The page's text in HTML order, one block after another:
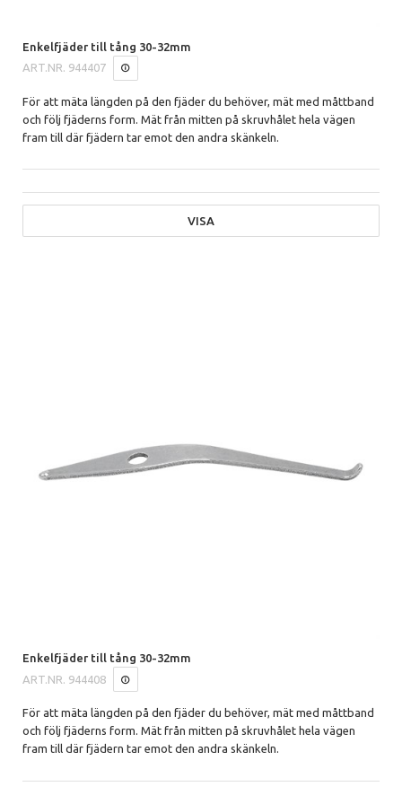
Enkelfjäder till tång 30-32mm
ART.NR. 944407
För att mäta längden på den fjäder du behöver, mät med måttband
och följ fjäderns form. Mät från mitten på skruvhålet hela vägen
fram till där fjädern tar emot den andra skänkeln.
VISA
Enkelfjäder till tång 30-32mm
ART.NR. 944408
För att mäta längden på den fjäder du behöver, mät med måttband
och följ fjäderns form. Mät från mitten på skruvhålet hela vägen
fram till där fjädern tar emot den andra skänkeln.